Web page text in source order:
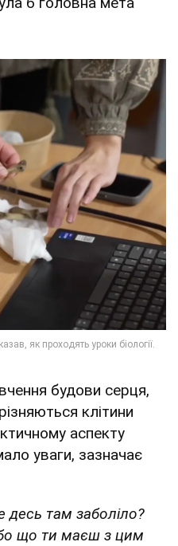
будови серця,
клітини
аспекту
уваги, зазначає
там заболіло?
що ти маєш з цим